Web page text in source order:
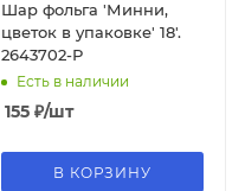
Шар фольга 'Минни,
цветок в упаковке' 18'.
2643702-Р
Есть в наличии
155 ₽/шт
В КОРЗИНУ